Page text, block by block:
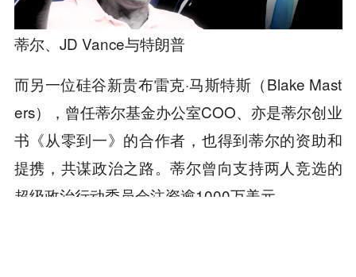
蒂尔、JD Vance与特朗普
而另一位硅谷新贵布雷克·马斯特斯（Blake Mast
ers），曾任蒂尔基金办公室COO、亦是蒂尔创业
书《从零到一》的合作者，也得到蒂尔的资助和
提携，共谋政治之路。蒂尔曾向支持两人竞选的
超级政治行动委员会注资逾1000万美元。